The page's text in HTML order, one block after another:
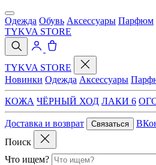
Одежда Обувь Аксессуары Парфюм
TYKVA STORE
TYKVA STORE
Новинки Одежда Аксессуары
КОЖА ЧЁРНЫЙ ХОД ЛАКИ 6
Доставка и возврат Связаться
Поиск
Что ищем?